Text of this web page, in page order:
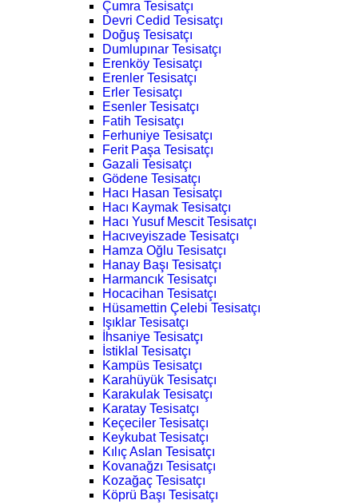
Çumra Tesisatçı
Devri Cedid Tesisatçı
Doğuş Tesisatçı
Dumlupınar Tesisatçı
Erenköy Tesisatçı
Erenler Tesisatçı
Erler Tesisatçı
Esenler Tesisatçı
Fatih Tesisatçı
Ferhuniye Tesisatçı
Ferit Paşa Tesisatçı
Gazali Tesisatçı
Gödene Tesisatçı
Hacı Hasan Tesisatçı
Hacı Kaymak Tesisatçı
Hacı Yusuf Mescit Tesisatçı
Hacıveyiszade Tesisatçı
Hamza Oğlu Tesisatçı
Hanay Başı Tesisatçı
Harmancık Tesisatçı
Hocacihan Tesisatçı
Hüsamettin Çelebi Tesisatçı
Işıklar Tesisatçı
İhsaniye Tesisatçı
İstiklal Tesisatçı
Kampüs Tesisatçı
Karahüyük Tesisatçı
Karakulak Tesisatçı
Karatay Tesisatçı
Keçeciler Tesisatçı
Keykubat Tesisatçı
Kılıç Aslan Tesisatçı
Kovanağzı Tesisatçı
Kozağaç Tesisatçı
Köprü Başı Tesisatçı